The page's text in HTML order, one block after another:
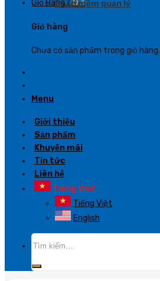
Giỏ Hàng /0₫
Giỏ hàng
Chưa có sản phẩm trong giỏ hàng.
Menu
Phần mềm quản lý
Giới thiệu
Sản phẩm
Khuyến mãi
Tin tức
Liên hệ
Tiếng Việt
Tiếng Việt
English